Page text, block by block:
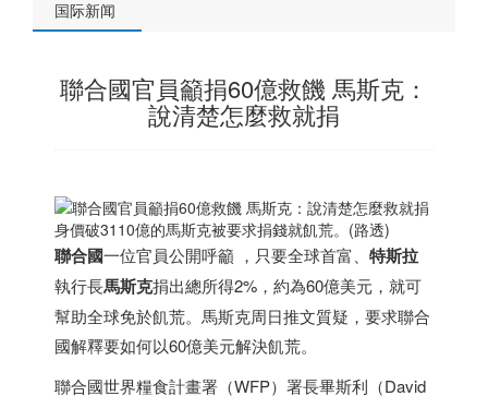
国际新闻
聯合國官員籲捐60億救饑 馬斯克：
說清楚怎麼救就捐
身價破3110億的馬斯克被要求捐錢就飢荒。(路透)
聯合國一位官員公開呼籲 ，只要全球首富、 特斯拉
執行長馬斯克捐出總所得2%，約為60億美元，就可
幫助全球免於飢荒。馬斯克周日推文質疑，要求聯合
國解釋要如何以60億美元解決飢荒。
聯合國世界糧食計畫署（WFP）署長畢斯利（David